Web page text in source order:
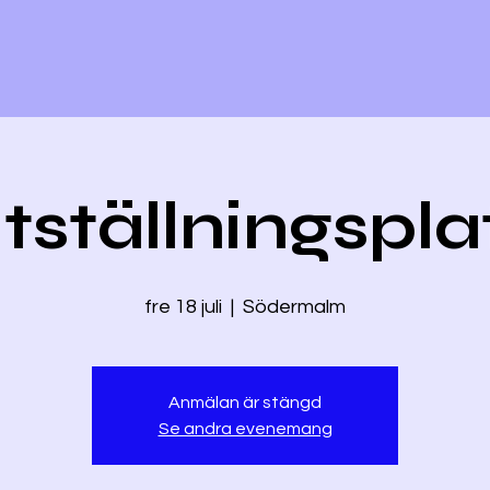
fre 18 juli
  |
Södermalm
Anmälan är stängd
Se andra evenemang